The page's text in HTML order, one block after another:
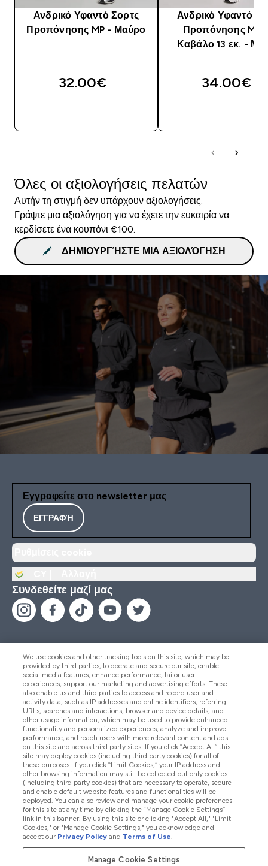
Ανδρικό Υφαντό Σορτς
Προπόνησης MP - Μαύρο
32.00€‎
Ανδρικό Υφαντό
Προπόνησης MP
Καβάλο 13 εκ. -
34.00€‎
Όλες οι αξιολογήσεις πελατών
Αυτήν τη στιγμή δεν υπάρχουν αξιολογήσεις.
Γράψτε μια αξιολόγηση για να έχετε την ευκαιρία να
κερδίσετε ένα κουπόνι €100.
ΔΗΜΙΟΥΡΓΉΣΤΕ ΜΙΑ ΑΞΙΟΛΌΓΗΣΗ
Εγγραφείτε στο newsletter μας
ΕΓΓΡΑΦΉ
Συνδεθείτε μαζί μας
Βοήθεια & Πληροφορίες
Προϊόντα
Εταιρικές Πληροφορίες
Εκπτώσεις & Ανταμοιβές
2026 The Hut.com Ltd
We use cookies and other tracking tools on this site, which may be
provided by third parties, to operate and secure our site, enable
social media features, enhance performance, tailor user
experiences, support our marketing and advertising efforts. These
also enable us and third parties to access and record user and
activity data, such as IP addresses and online identifiers, referring
URLs, searches and interactions, browser and device details, and
other usage information, which may be used to provide enhanced
functionality and personalized experiences, analyze and improve
performance, and reach users with more relevant content and ads
on this site and across third party sites. If you click “Accept All” this
site may deploy cookies (including third party cookies) for all of
these purposes. If you click “Limit Cookies,” your IP address and
other browsing information may still be collected but only cookies
(including third party cookies) that are necessary to operate, secure
and enable default website features and functionalities will be
deployed. You can also review and manage your cookie preferences
for this site at any time by clicking the “Manage Cookie Settings”
link in this banner. By using this site or clicking "Accept All," "Limit
Cookies," or "Manage Cookie Settings," you acknowledge and
accept our Privacy Policy and Terms of Use.
Manage Cookie Settings